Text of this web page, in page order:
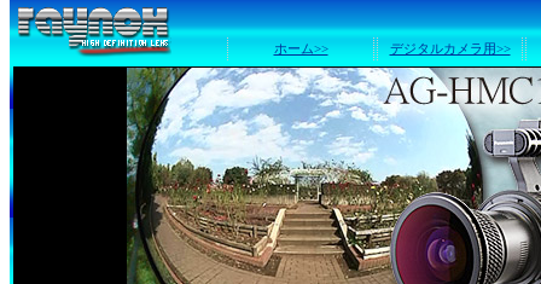
ホーム>> デジタルカメラ用>>